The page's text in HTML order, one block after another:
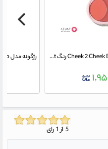
رژگونه مدل Cheek 2 Cheek Blush Duo رنگ cherry sorbet شیگلم